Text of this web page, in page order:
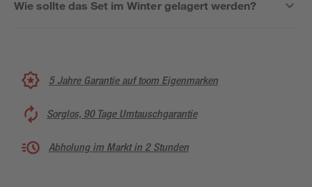
Wie sollte das Set im Winter gelagert werden?
5 Jahre Garantie auf toom Eigenmarken
Sorglos, 90 Tage Umtauschgarantie
Abholung im Markt in 2 Stunden